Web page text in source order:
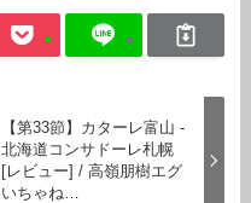
【第33節】カターレ富山 -
北海道コンサドーレ札幌
[レビュー] / 高嶺朋樹エグ
いちゃね…